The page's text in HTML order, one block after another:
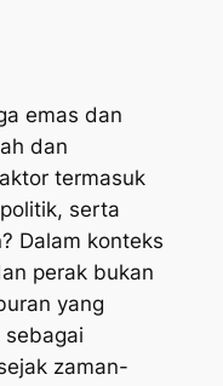
emas dan
dan
termasuk
serta
Dalam konteks
perak bukan
yang
zaman-